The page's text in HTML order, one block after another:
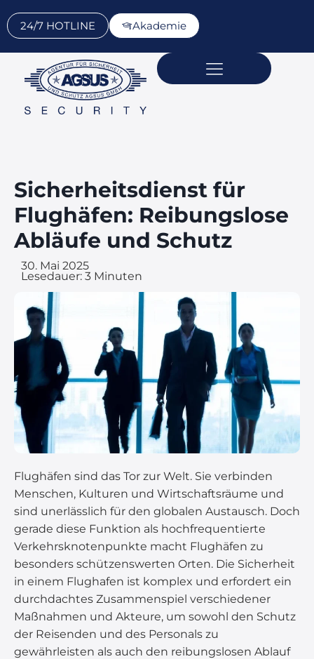
24/7 HOTLINE Akademie
Sicherheitsdienst für
Flughäfen: Reibungslose
Abläufe und Schutz
30. Mai 2025
Lesedauer: 3 Minuten
Flughäfen sind das Tor zur Welt. Sie verbinden
Menschen, Kulturen und Wirtschaftsräume und
sind unerlässlich für den globalen Austausch. Doch
gerade diese Funktion als hochfrequentierte
Verkehrsknotenpunkte macht Flughäfen zu
besonders schützenswerten Orten. Die Sicherheit
in einem Flughafen ist komplex und erfordert ein
durchdachtes Zusammenspiel verschiedener
Maßnahmen und Akteure, um sowohl den Schutz
der Reisenden und des Personals zu
gewährleisten als auch den reibungslosen Ablauf